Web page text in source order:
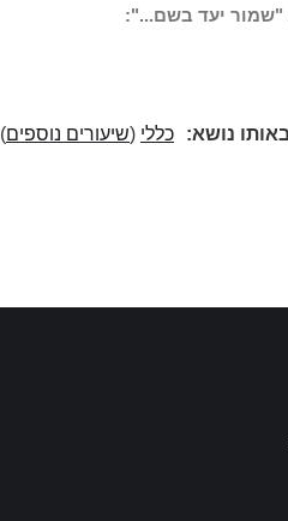
"שמור יעד בשם...":
נושא: כללי (שיעורים נוספים)